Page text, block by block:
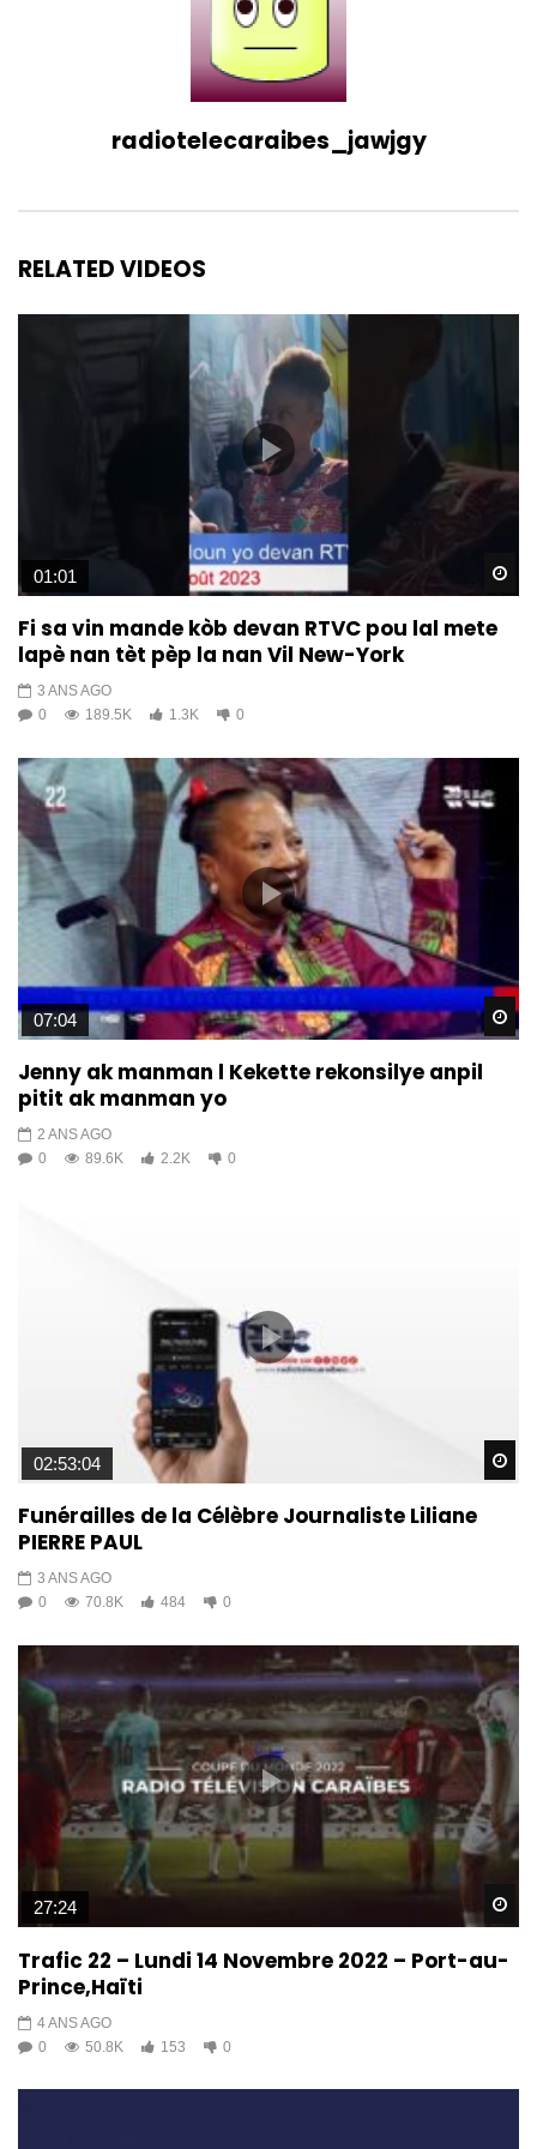
radiotelecaraibes_jawjgy
RELATED VIDEOS
01:01
Fi sa vin mande kòb devan RTVC pou lal mete
lapè nan tèt pèp la nan Vil New-York
3 ANS AGO
0
189.5K 1.3K 0
07:04
Jenny ak manman l Kekette rekonsilye anpil
pitit ak manman yo
2 ANS AGO
0
89.6K 2.2K 0
02:53:04
Funérailles de la Célèbre Journaliste Liliane
PIERRE PAUL
3 ANS AGO
0
70.8K 484 0
27:24
Trafic 22 – Lundi 14 Novembre 2022 – Port-au-
Prince,Haïti
4 ANS AGO
0
50.8K 153 0